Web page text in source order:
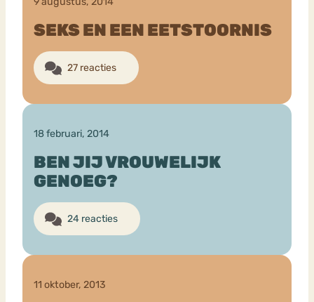
SEKS EN EEN EETSTOORNIS
27 reacties
18 februari, 2014
BEN JIJ VROUWELIJK
GENOEG?
24 reacties
11 oktober, 2013